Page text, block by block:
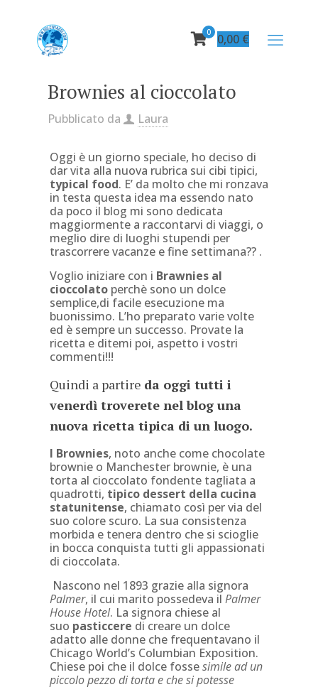
0 0,00 €
Brownies al cioccolato
Pubblicato da Laura
Oggi è un giorno speciale, ho deciso di
dar vita alla nuova rubrica sui cibi tipici,
typical food. E’ da molto che mi ronzava
in testa questa idea ma essendo nato
da poco il blog mi sono dedicata
maggiormente a raccontarvi di viaggi, o
meglio dire di luoghi stupendi per
trascorrere vacanze e fine settimana?? .
Voglio iniziare con i Brawnies al
cioccolatoperchè sono un dolce
semplice,di facile esecuzione ma
buonissimo. L’ho preparato varie volte
ed è sempre un successo. Provate la
ricetta e ditemi poi, aspetto i vostri
commenti!!!
Quindi a partire da oggi tutti i
venerdì troverete nel blog una
nuova ricetta tipica di un luogo.
I Brownies, noto anche come chocolate
brownie o Manchester brownie, è una
torta al cioccolato fondente tagliata a
quadrotti, tipico dessert della cucina
statunitense, chiamato così per via del
suo colore scuro. La sua consistenza
morbida e tenera dentro che si scioglie
in bocca conquista tutti gli appassionati
di cioccolata.
Nascono nel 1893 grazie alla signora
Palmer, il cui marito possedeva il Palmer
House Hotel. La signora chiese al
suo pasticcere di creare un dolce
adatto alle donne che frequentavano il
Chicago World’s Columbian Exposition.
Chiese poi che il dolce fossesimile ad un
piccolo pezzo di torta e che si potesse